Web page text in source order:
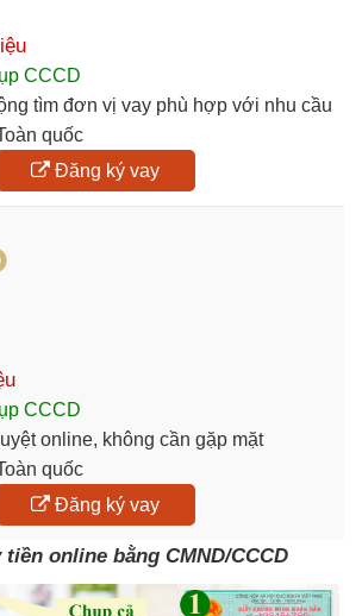
CCCD
tìm đơn vị vay phù hợp với nhu cầu
quốc
Đăng ký vay
CCCD
online, không cần gặp mặt
quốc
Đăng ký vay
online bằng CMND/CCCD